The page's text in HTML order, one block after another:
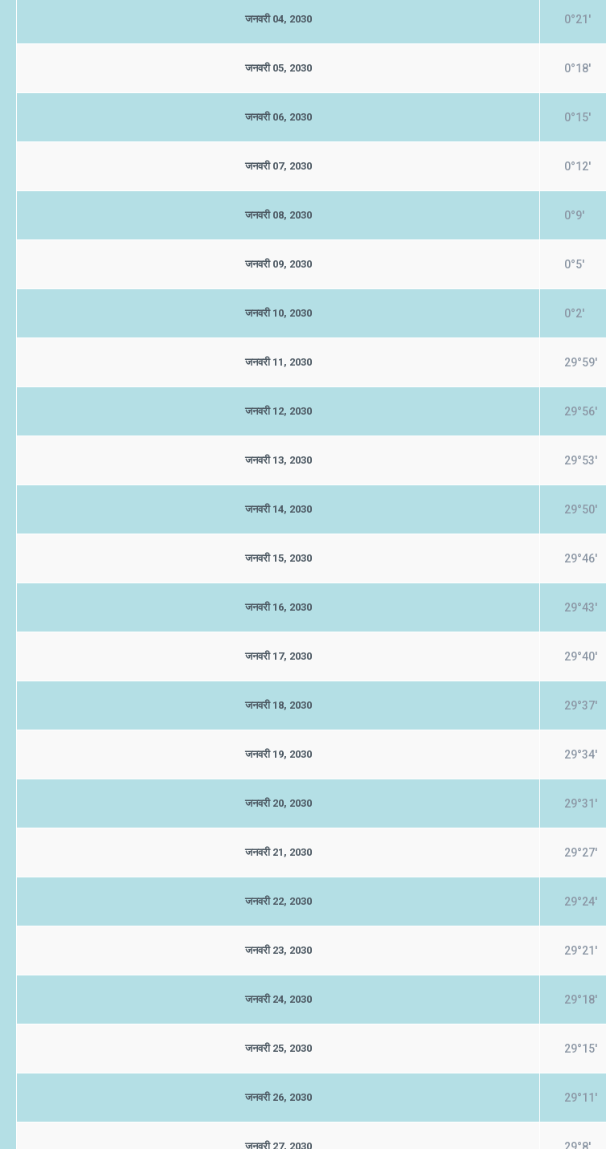
जनवरी 04, 2030 0°21'
जनवरी 05, 2030 0°18'
जनवरी 06, 2030 0°15'
जनवरी 07, 2030 0°12'
जनवरी 08, 2030 0°9'
जनवरी 09, 2030 0°5'
जनवरी 10, 2030 0°2'
जनवरी 11, 2030 29°59'
जनवरी 12, 2030 29°56'
जनवरी 13, 2030 29°53'
जनवरी 14, 2030 29°50'
जनवरी 15, 2030 29°46'
जनवरी 16, 2030 29°43'
जनवरी 17, 2030 29°40'
जनवरी 18, 2030 29°37'
जनवरी 19, 2030 29°34'
जनवरी 20, 2030 29°31'
जनवरी 21, 2030 29°27'
जनवरी 22, 2030 29°24'
जनवरी 23, 2030 29°21'
जनवरी 24, 2030 29°18'
जनवरी 25, 2030 29°15'
जनवरी 26, 2030 29°11'
जनवरी 27, 2030